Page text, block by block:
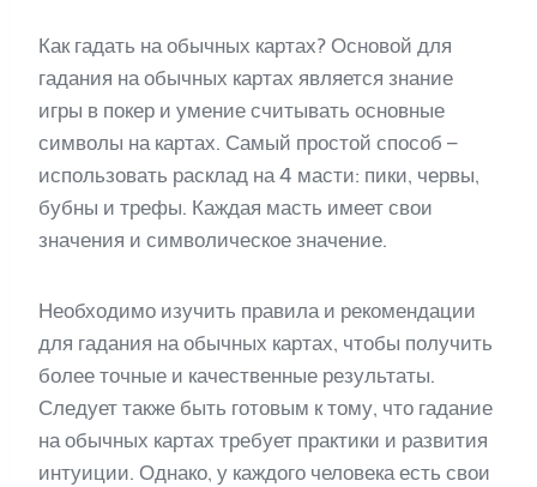
Как гадать на обычных картах? Основой для
гадания на обычных картах является знание
игры в покер и умение считывать основные
символы на картах. Самый простой способ –
использовать расклад на 4 масти: пики, червы,
бубны и трефы. Каждая масть имеет свои
значения и символическое значение.
Необходимо изучить правила и рекомендации
для гадания на обычных картах, чтобы получить
более точные и качественные результаты.
Следует также быть готовым к тому, что гадание
на обычных картах требует практики и развития
интуиции. Однако, у каждого человека есть свои